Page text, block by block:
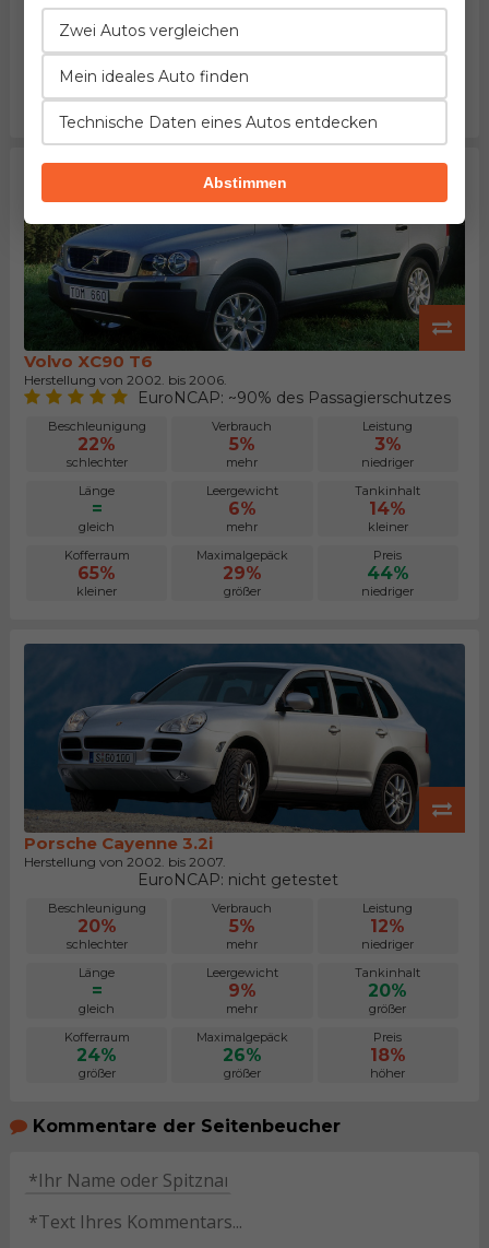
Länge
1%
Leergewicht
5%
Tankinhalt
Kofferraum
Maximalgepäck
Volvo XC90 T6
Herstellung von 2002. bis 2006.
EuroNCAP: ~90% des Passagierschutzes
Beschleunigung
22%
schlechter
Verbrauch
5%
mehr
Leistung
3%
niedriger
Länge
=
gleich
Leergewicht
6%
mehr
Tankinhalt
14%
kleiner
Kofferraum
65%
kleiner
Maximalgepäck
29%
größer
Preis
44%
niedriger
Porsche Cayenne 3.2i
Herstellung von 2002. bis 2007.
EuroNCAP: nicht getestet
Beschleunigung
20%
schlechter
Verbrauch
5%
mehr
Leistung
12%
niedriger
Länge
=
gleich
Leergewicht
9%
mehr
Tankinhalt
20%
größer
Kofferraum
24%
größer
Maximalgepäck
26%
größer
Preis
18%
höher
Kommentare der Seitenbeucher
Zwei Autos vergleichen
Mein ideales Auto finden
Technische Daten eines Autos entdecken
Abstimmen